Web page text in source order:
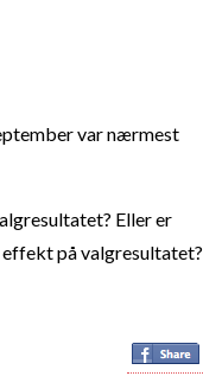
var nærmest
Eller er
på valgresultatet?